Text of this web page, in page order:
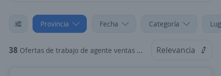
Provincia Fecha Categoría
38 Ofertas de trabajo de agente ventas telemarketing en Mendoza Relevancia